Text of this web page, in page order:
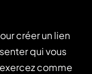
créer un lien
qui vous
comme